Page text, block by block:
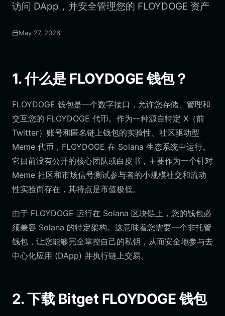
访问 DApp，并安全管理您的 FLOYDOGE 资产
May 27, 2026
1. 什么是 FLOYDOGE 钱包？
FLOYDOGE 钱包是一个数字接口，允许您存储、管理和
交互您的 FLOYDOGE 代币。作为一种源自特定 X（前
Twitter）账号和匿名链上钱包的实验性、社区驱动型
Meme 代币，FLOYDOGE 在 Solana 生态系统中运行。
它目前没有公开的核心团队或白皮书，主要作为一个针对
Meme 社区和市场信号测试参与者的小规模社交和流动
性实验而存在，其特点是市值极低。
由于 FLOYDOGE 运行在 Solana 区块链上，您的钱包必
须兼容 Solana 的特定架构。这意味着您需要一个非托管
钱包，让您能够完全掌控自己的私钥，从而安全地参与去
中心化应用 (DApp) 并执行链上交易。
2. 下载 Bitget FLOYDOGE 钱包